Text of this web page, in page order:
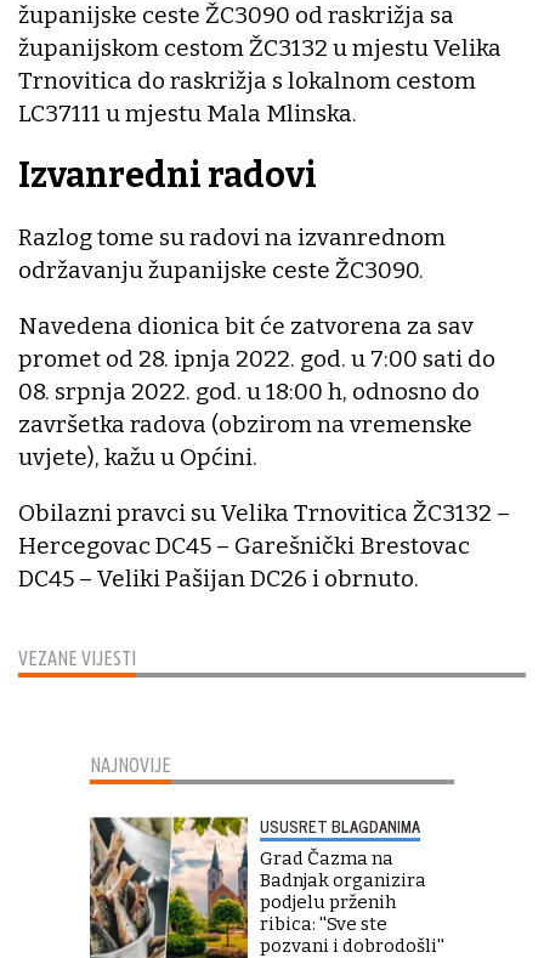
VEZANE VIJESTI
županijske ceste ŽC3090 od raskrižja sa
županijskom cestom ŽC3132 u mjestu Velika
Trnovitica do raskrižja s lokalnom cestom
LC37111 u mjestu Mala Mlinska.
Izvanredni radovi
Razlog tome su radovi na izvanrednom
održavanju županijske ceste ŽC3090.
Navedena dionica bit će zatvorena za sav
promet od 28. ipnja 2022. god. u 7:00 sati do
08. srpnja 2022. god. u 18:00 h, odnosno do
završetka radova (obzirom na vremenske
uvjete), kažu u Općini.
Obilazni pravci su Velika Trnovitica ŽC3132 –
Hercegovac DC45 – Garešnički Brestovac
DC45 – Veliki Pašijan DC26 i obrnuto.
NAJNOVIJE
USUSRET BLAGDANIMA
Grad Čazma na
Badnjak organizira
podjelu prženih
ribica: ''Sve ste
pozvani i dobrodošli''